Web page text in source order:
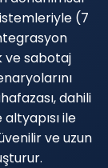
(7
ve sabotaj
dahili
ile
ve uzun